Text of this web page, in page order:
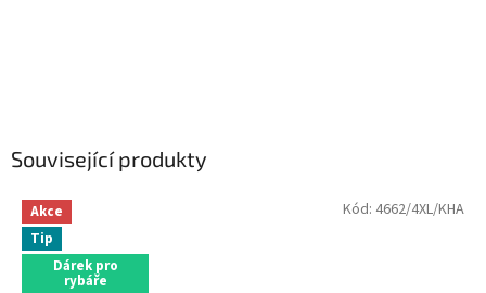
Související produkty
Akce
Tip
Dárek pro
rybáře
Kód: 4662/4XL/KHA